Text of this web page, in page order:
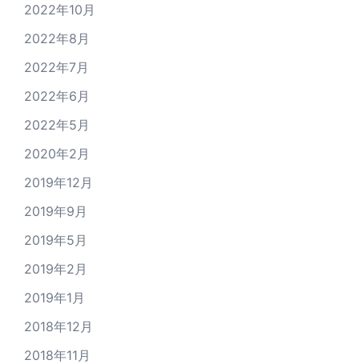
2022年10月
2022年8月
2022年7月
2022年6月
2022年5月
2020年2月
2019年12月
2019年9月
2019年5月
2019年2月
2019年1月
2018年12月
2018年11月